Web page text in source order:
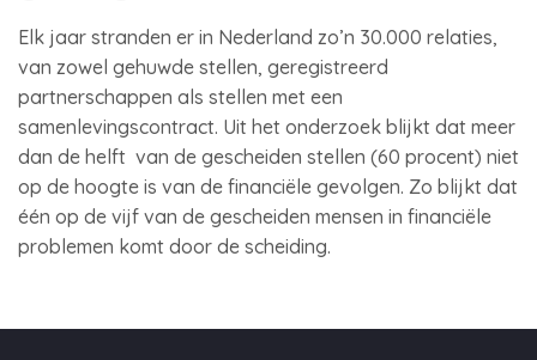
Elk jaar stranden er in Nederland zo’n 30.000 relaties,
van zowel gehuwde stellen, geregistreerd
partnerschappen als stellen met een
samenlevingscontract. Uit het onderzoek blijkt dat meer
dan de helft van de gescheiden stellen (60 procent) niet
op de hoogte is van de financiële gevolgen. Zo blijkt dat
één op de vijf van de gescheiden mensen in financiële
problemen komt door de scheiding.